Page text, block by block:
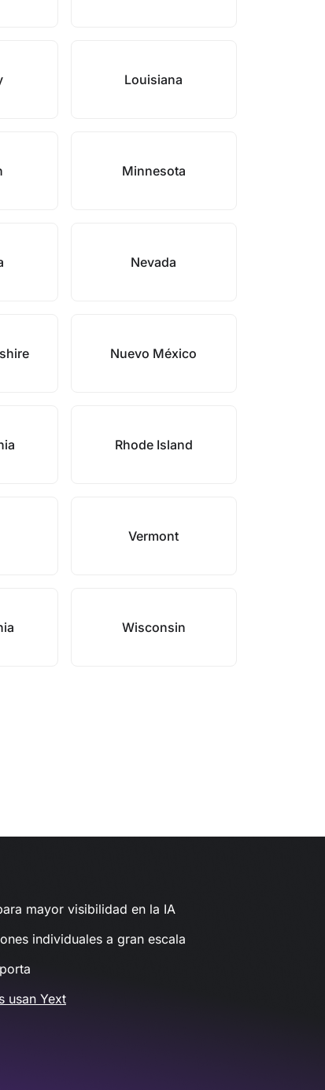
Louisiana
Minnesota
Nevada
Nuevo México
Rhode Island
Vermont
Wisconsin
mayor visibilidad en la IA
individuales a gran escala
usan Yext